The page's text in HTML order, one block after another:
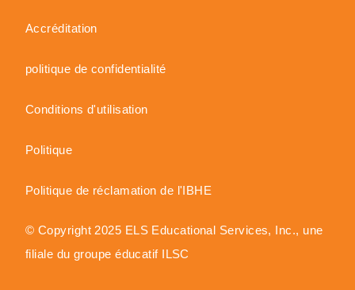
Accréditation
politique de confidentialité
Conditions d'utilisation
Politique
Politique de réclamation de l'IBHE
© Copyright 2025 ELS Educational Services, Inc., une
filiale du groupe éducatif ILSC